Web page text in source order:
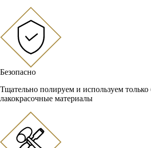
Безопасно
Тщательно полируем и используем только
лакокрасочные материалы